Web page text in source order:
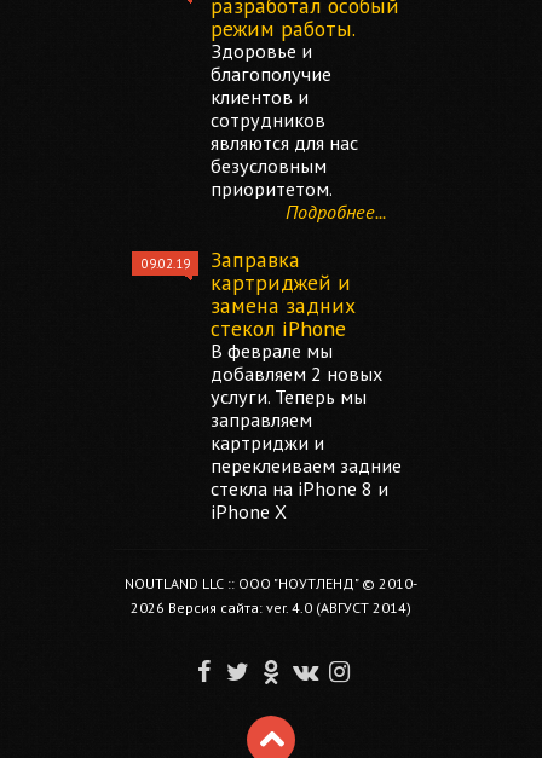
режим работы.
Здоровье и
благополучие
клиентов и
сотрудников
являются для нас
безусловным
приоритетом.
Подробнее...
09.02.19
Заправка
картриджей и
замена задних
стекол iPhone
В феврале мы
добавляем 2 новых
услуги. Теперь мы
заправляем
картриджи и
переклеиваем задние
стекла на iPhone 8 и
iPhone X
NOUTLAND LLC :: ООО "НОУТЛЕНД" © 2010-
2026 Версия сайта: ver. 4.0 (АВГУСТ 2014)
F T O V I